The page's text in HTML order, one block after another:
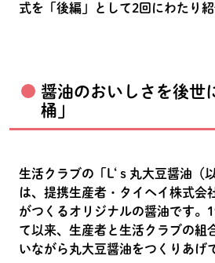
式を「後編」として2回にわたり紹
醤油のおいしさを後世
桶」
生活クラブの「L‘ｓ丸大豆醤油（
は、提携生産者・タイヘイ株式会
がつくるオリジナルの醤油です。
て以来、生産者と生活クラブの組
いながら丸大豆醤油をつくりあげ